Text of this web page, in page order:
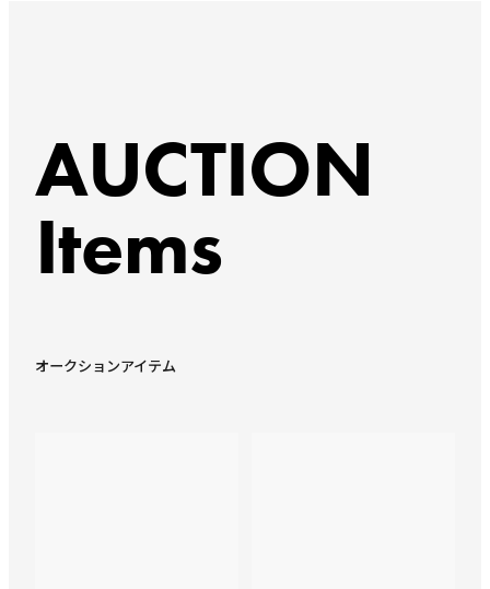
AUCTION
Items
オークションアイテム